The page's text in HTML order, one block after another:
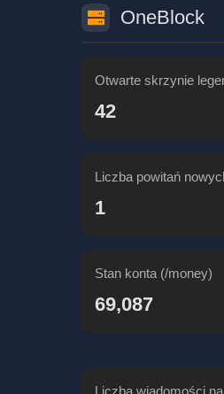
OneBlock
Otwarte skrzynie
42
Liczba powitań
1
Stan konta (/money)
69,087
Liczba wiadomości